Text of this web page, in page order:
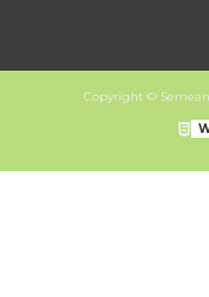
Copyright ©